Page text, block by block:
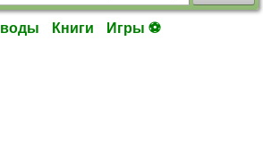
Книги Игры ⚽